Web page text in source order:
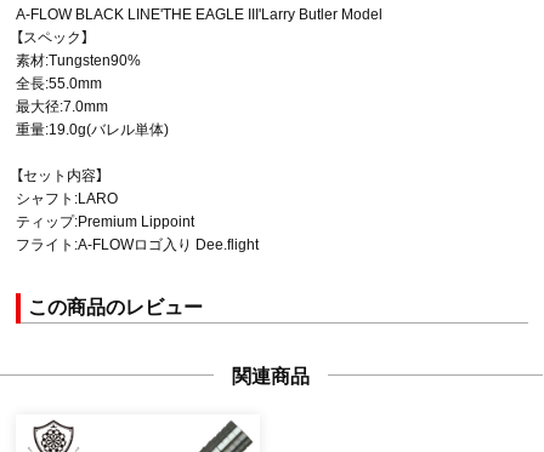
A-FLOW BLACK LINE'THE EAGLE III'Larry Butler Model
【スペック】
素材:Tungsten90%
全長:55.0mm
最大径:7.0mm
重量:19.0g(バレル単体)
【セット内容】
シャフト:LARO
ティップ:Premium Lippoint
フライト:A-FLOWロゴ入り Dee.flight
この商品のレビュー
関連商品